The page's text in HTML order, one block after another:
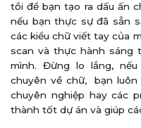
tồi để bạn tạo ra dấu ấn
nếu bạn thực sự đã sẵn
các kiểu chữ viết tay của
scan và thực hành sáng
mình. Đừng lo lắng,
chuyên về chữ, bạn
chuyên nghiệp hay các
thành tốt dự án và giúp